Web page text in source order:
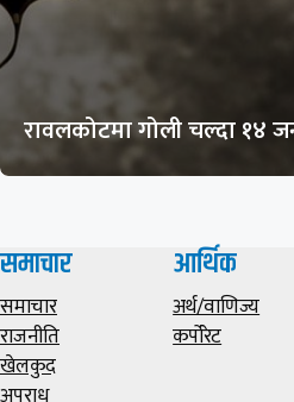
रावलकोटमा गोली चल्दा १४
समाचार
समाचार
राजनीति
खेलकुद
आर्थिक
अर्थ/वाणिज्य
कर्पोरेट